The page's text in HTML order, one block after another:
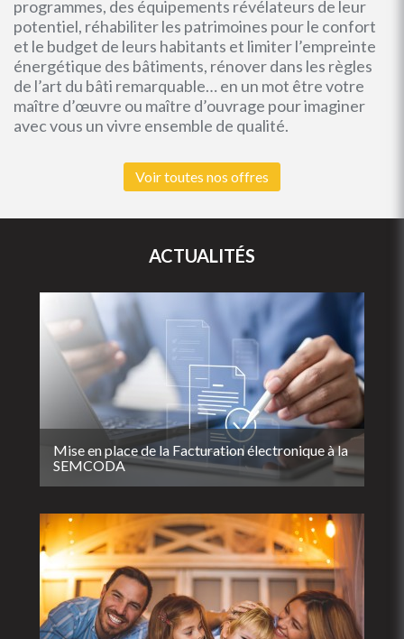
programmes, des équipements révélateurs de leur
potentiel, réhabiliter les patrimoines pour le confort
et le budget de leurs habitants et limiter l’empreinte
énergétique des bâtiments, rénover dans les règles
de l’art du bâti remarquable… en un mot être votre
maître d’œuvre ou maître d’ouvrage pour imaginer
avec vous un vivre ensemble de qualité.
Voir toutes nos offres
ACTUALITÉS
Mise en place de la Facturation électronique à la
SEMCODA